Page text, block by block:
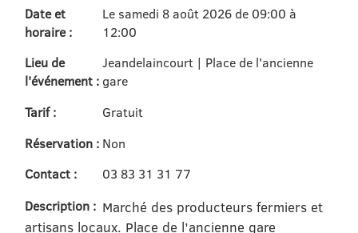
Date et
horaire :
Le samedi 8 août 2026 de 09:00 à
12:00
Lieu de
l'événement :
Jeandelaincourt | Place de l'ancienne
gare
Tarif :
Gratuit
Réservation : Non
Contact :
03 83 31 31 77
Description : Marché des producteurs fermiers et
artisans locaux. Place de l’ancienne gare